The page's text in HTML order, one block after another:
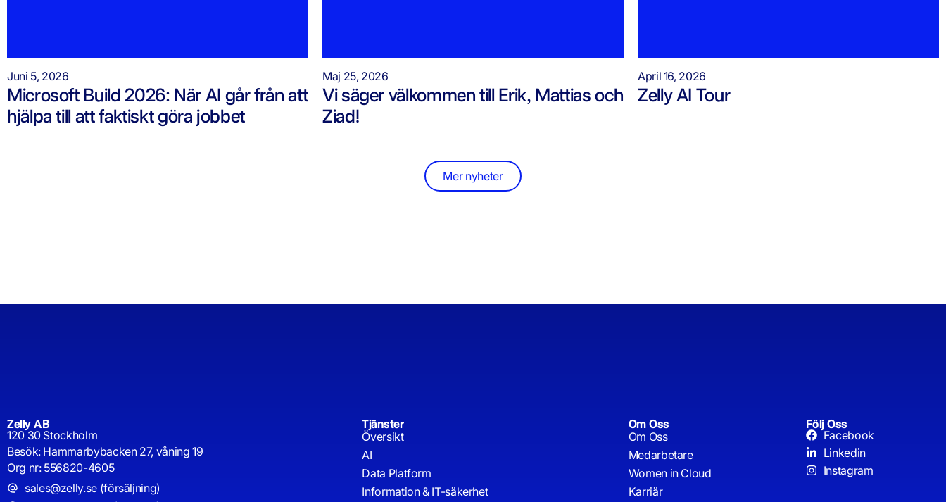
Juni 5, 2026
Microsoft Build 2026: När AI går från att
hjälpa till att faktiskt göra jobbet
Maj 25, 2026
Vi säger välkommen till Erik, Mattias och
Ziad!
April 16, 2026
Zelly AI Tour
Mer nyheter
Zelly AB
120 30 Stockholm
Besök: Hammarbybacken 27, våning 19
Org nr: 556820-4605
sales@zelly.se (försäljning)
Tjänster
Översikt
AI
Data Platform
Information & IT-säkerhet
Om Oss
Om Oss
Medarbetare
Women in Cloud
Karriär
Följ Oss
Facebook
Linkedin
Instagram